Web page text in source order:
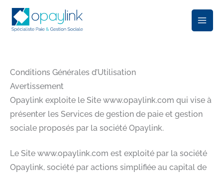
Aller
contenu
Conditions Générales d’Utilisation
Avertissement
Opaylink exploite le Site www.opaylink.com qui vise à
présenter les Services de gestion de paie et gestion
sociale proposés par la société Opaylink.
Le Site www.opaylink.com est exploité par la société
Opaylink, société par actions simplifiée au capital de